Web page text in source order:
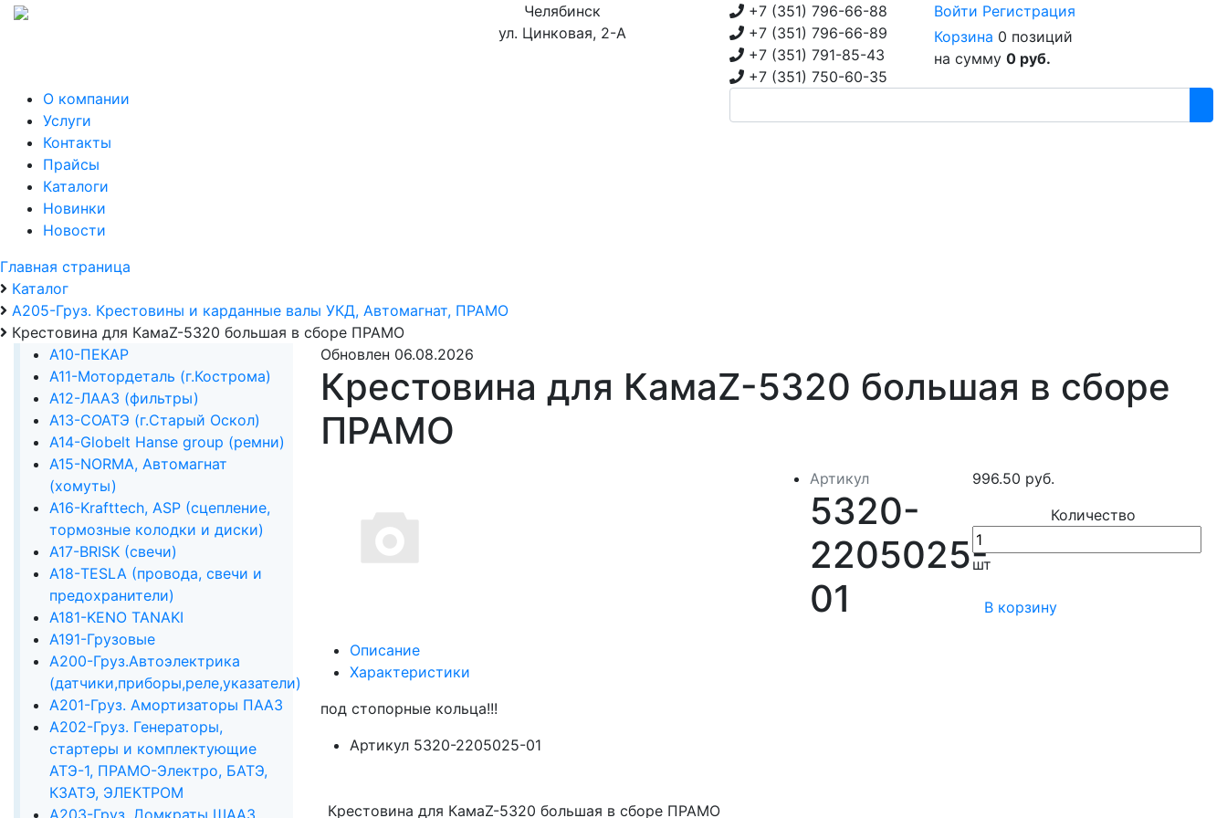
Челябинск
ул. Цинковая, 2-А
+7 (351) 796-66-88
+7 (351) 796-66-89
+7 (351) 791-85-43
+7 (351) 750-60-35
Войти Регистрация
Корзина 0 позиций
на сумму 0 руб.
О компании
Услуги
Контакты
Прайсы
Каталоги
Новинки
Новости
Главная страница
Каталог
А205-Груз. Крестовины и карданные валы УКД, Автомагнат, ПРАМО
Крестовина для КамаZ-5320 большая в сборе ПРАМО
А10-ПЕКАР
А11-Мотордеталь (г.Кострома)
А12-ЛААЗ (фильтры)
А13-СОАТЭ (г.Старый Оскол)
А14-Globelt Hanse group (ремни)
А15-NORMA, Автомагнат
(хомуты)
А16-Krafttech, ASP (сцепление,
тормозные колодки и диски)
А17-BRISK (свечи)
А18-TESLA (провода, свечи и
предохранители)
А181-KENO TANAKI
А191-Грузовые
А200-Груз.Автоэлектрика
(датчики,приборы,реле,указатели)
А201-Груз. Амортизаторы ПААЗ
А202-Груз. Генераторы,
стартеры и комплектующие
АТЭ-1, ПРАМО-Электро, БАТЭ,
КЗАТЭ, ЭЛЕКТРОМ
А203-Груз. Домкраты ШААЗ,
Обновлен 06.08.2026
Крестовина для КамаZ-5320 большая в сборе
ПРАМО
Артикул
5320-
2205025-
01
996.50 руб.
Количество
шт
В корзину
Описание
Характеристики
под стопорные кольца!!!
Артикул 5320-2205025-01
Крестовина для КамаZ-5320 большая в сборе ПРАМО